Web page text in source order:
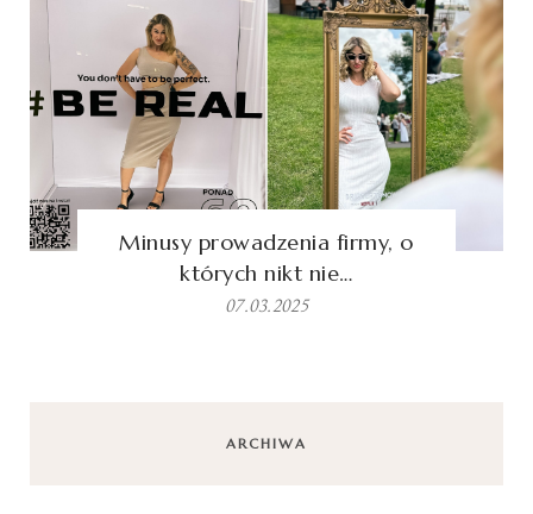
Minusy prowadzenia firmy, o
których nikt nie…
07.03.2025
ARCHIWA